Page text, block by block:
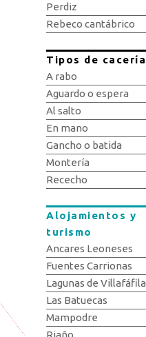
Perdiz
Rebeco cantábrico
Tipos de cacería
A rabo
Aguardo o espera
Al salto
En mano
Gancho o batida
Montería
Rececho
Alojamientos y
turismo
Ancares Leoneses
Fuentes Carrionas
Lagunas de Villafáfila
Las Batuecas
Mampodre
Riaño